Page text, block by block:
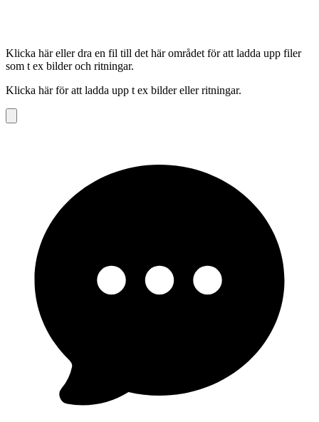
Klicka här eller dra en fil till det här området för att ladda upp filer
som t ex bilder och ritningar.
Klicka här för att ladda upp t ex bilder eller ritningar.